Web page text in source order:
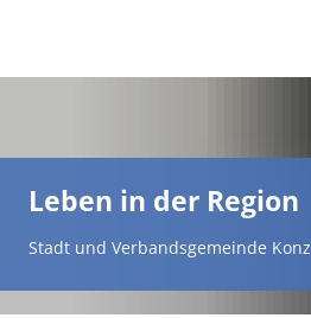
Leben in der Region
Stadt und Verbandsgemeinde Konz